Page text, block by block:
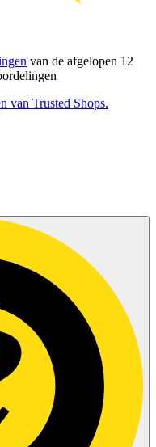
van de afgelopen 12
van Trusted Shops.